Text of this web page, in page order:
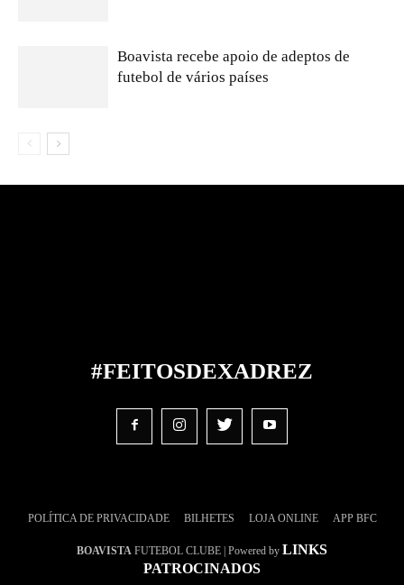
Boavista recebe apoio de adeptos de
futebol de vários países
#FEITOSDEXADREZ
POLÍTICA DE PRIVACIDADE BILHETES LOJA ONLINE APP BFC
BOAVISTA FUTEBOL CLUBE | Powered by LINKS
PATROCINADOS